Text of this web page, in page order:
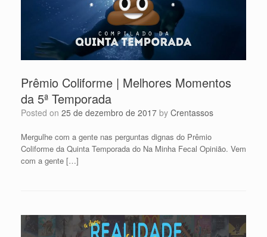
Prêmio Coliforme | Melhores Momentos
da 5ª Temporada
Posted on 25 de dezembro de 2017 by Crentassos
Mergulhe com a gente nas perguntas dignas do Prêmio
Coliforme da Quinta Temporada do Na Minha Fecal Opinião. Vem
com a gente […]